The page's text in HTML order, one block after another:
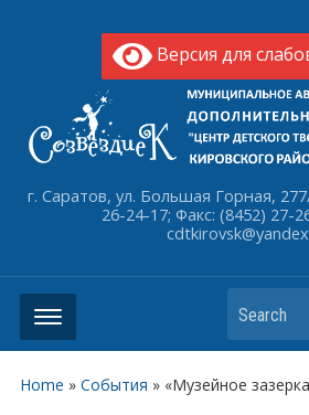
Версия для
г. Саратов, ул. Большая Горная,
26-24-17; Факс: (8452) 27-
Search
Home » События » «Музейное